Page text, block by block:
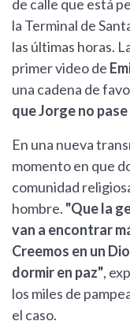
de calle que está
la Terminal de
las últimas horas.
primer video de
una cadena de
que Jorge no
En una nueva
momento en que
comunidad
hombre. "Que la
van a encontrar
Creemos en un
dormir en paz",
los miles de
el caso.